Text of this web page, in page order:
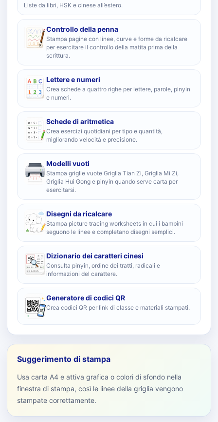
Liste da libri, HSK e cinese all’estero.
Controllo della penna
Stampa pagine con linee, curve e forme da ricalcare
per esercitare il controllo della matita prima della
scrittura.
Lettere e numeri
Crea schede a quattro righe per lettere, parole, pinyin
e numeri.
Schede di aritmetica
Crea esercizi quotidiani per tipo e quantità,
migliorando velocità e precisione.
Modelli vuoti
Stampa griglie vuote Griglia Tian Zi, Griglia Mi Zi,
Griglia Hui Gong e pinyin quando serve carta per
esercitarsi.
Disegni da ricalcare
Stampa picture tracing worksheets in cui i bambini
seguono le linee e completano disegni semplici.
Dizionario dei caratteri cinesi
Consulta pinyin, ordine dei tratti, radicali e
informazioni del carattere.
Generatore di codici QR
Crea codici QR per link di classe e materiali stampati.
Suggerimento di stampa
Usa carta A4 e attiva grafica o colori di sfondo nella
finestra di stampa, così le linee della griglia vengono
stampate correttamente.